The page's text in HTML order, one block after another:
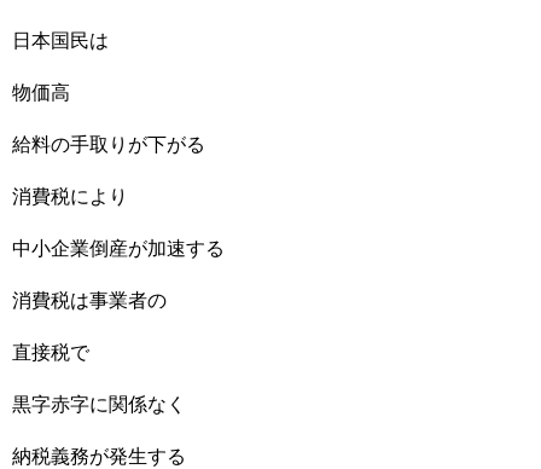
日本国民は
物価高
給料の手取りが下がる
消費税により
中小企業倒産が加速する
消費税は事業者の
直接税で
黒字赤字に関係なく
納税義務が発生する